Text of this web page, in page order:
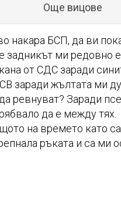
Още вицове
накара БСП, да ви
задникът ми редовно
от СДС заради
заради жълтата ми
ревнуват? Заради
да е между тях.
на времето като
ръката и са ми